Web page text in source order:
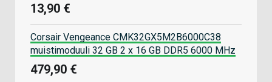
13,90 €
Corsair Vengeance CMK32GX5M2B6000C38
muistimoduuli 32 GB 2 x 16 GB DDR5 6000 MHz
479,90 €